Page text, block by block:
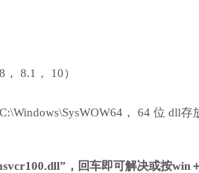
8.1， 10）
， 64 位 dll存
，回车即可解决或按win